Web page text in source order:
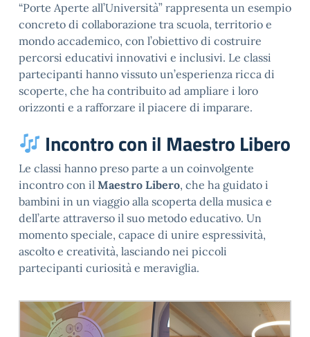
“Porte Aperte all’Università” rappresenta un esempio
concreto di collaborazione tra scuola, territorio e
mondo accademico, con l’obiettivo di costruire
percorsi educativi innovativi e inclusivi. Le classi
partecipanti hanno vissuto un’esperienza ricca di
scoperte, che ha contribuito ad ampliare i loro
orizzonti e a rafforzare il piacere di imparare.
Incontro con il Maestro Libero
Le classi hanno preso parte a un coinvolgente
incontro con il Maestro Libero, che ha guidato i
bambini in un viaggio alla scoperta della musica e
dell’arte attraverso il suo metodo educativo. Un
momento speciale, capace di unire espressività,
ascolto e creatività, lasciando nei piccoli
partecipanti curiosità e meraviglia.